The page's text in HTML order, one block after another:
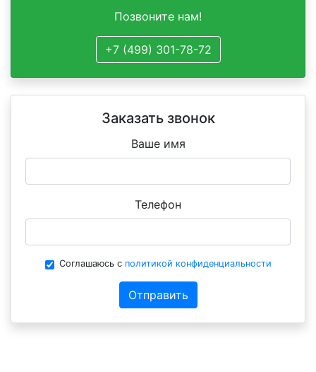
Позвоните нам!
+7 (499) 301-78-72
Заказать звонок
Ваше имя
Телефон
Соглашаюсь с политикой конфиденциальности
Отправить